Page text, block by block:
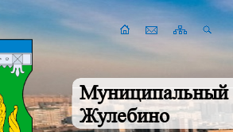
Муниципальный
Жулебино